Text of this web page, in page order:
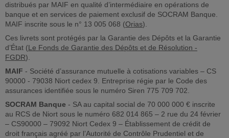
distribués par MAIF en qualité d’intermédiaire en opérations de
banque et en services de paiement exclusif de SOCRAM Banque.
MAIF inscrite sous le n° 13 005 068 (Orias).
Ces livrets sont protégés par la Garantie des Dépôts et la Garantie
d’État (Le Fonds de Garantie des Dépôts et de Résolution -
FGDR).
MAIF - Société d’assurance mutuelle à cotisations variables – CS
90000 - 79038 Niort cedex 9. Entreprise régie par le Code des
assurances identifiée sous le numéro Siren 775 709 702.
SOCRAM Banque - SA au capital social de 70 000 000 € inscrite
au RCS de Niort sous le numéro 682 014 865 – 2 rue du 24 février
– CS90000 – 79092 Niort Cedex 9 – Établissement de crédit de
droit français agréé par l’Autorité de Contrôle Prudentiel et de